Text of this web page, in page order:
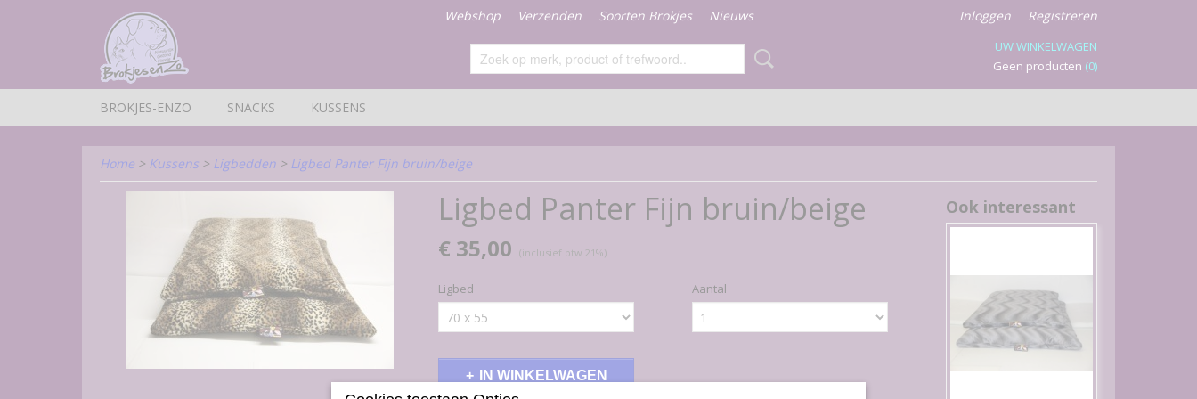
Webshop Verzenden Soorten Brokjes Nieuws Inloggen Registreren
UW WINKELWAGEN
Geen producten (0)
BROKJES-ENZO SNACKS KUSSENS
Home > Kussens > Ligbedden > Ligbed Panter Fijn bruin/beige
Ligbed Panter Fijn bruin/beige
€ 35,00 (inclusief btw 21%)
Ligbed Aantal
IN WINKELWAGEN
Ook interessant